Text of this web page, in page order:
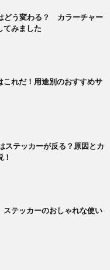
どう変わる？ カラーチャー
てみました
これだ！用途別のおすすめサ
ステッカーが反る？原因とカ
テッカーのおしゃれな使い